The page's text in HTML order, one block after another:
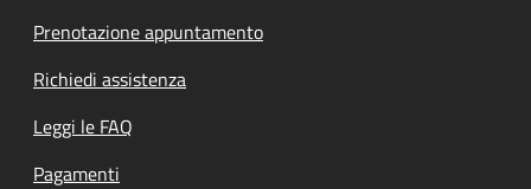
Prenotazione appuntamento
Richiedi assistenza
Leggi le FAQ
Pagamenti